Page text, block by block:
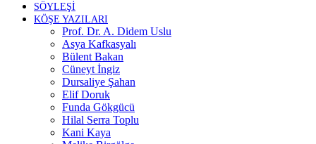
SÖYLEŞİ
KÖŞE YAZILARI
Prof. Dr. A. Didem Uslu
Asya Kafkasyalı
Bülent Bakan
Cüneyt İngiz
Dursaliye Şahan
Elif Doruk
Funda Gökgücü
Hilal Serra Toplu
Kani Kaya